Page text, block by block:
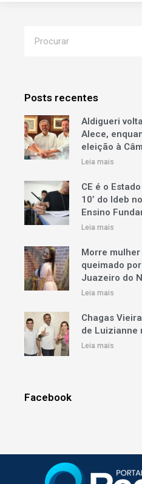
Posts recentes
Aldigueri
Alece,
eleição à
Leia mais
CE é o
10’ do Ideb
Ensino
Leia mais
Morre mulher
queimado
Juazeiro do
Leia mais
Chagas
de Luizianne
Leia mais
Facebook